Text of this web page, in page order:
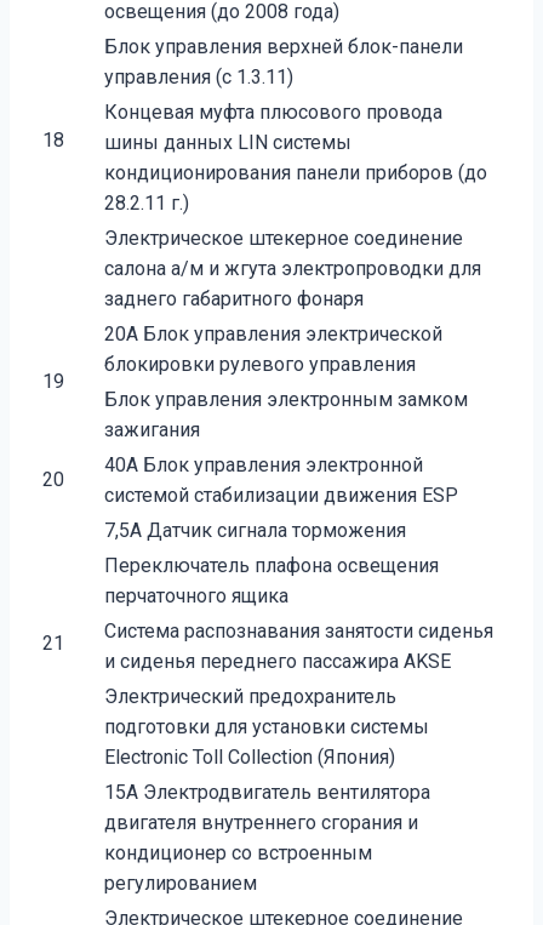
18
освещения (до 2008 года)
Блок управления верхней блок-панели
управления (с 1.3.11)
Концевая муфта плюсового провода
шины данных LIN системы
кондиционирования панели приборов (до
28.2.11 г.)
Электрическое штекерное соединение
салона а/м и жгута электропроводки для
заднего габаритного фонаря
19
20A Блок управления электрической
блокировки рулевого управления
Блок управления электронным замком
зажигания
20
40A Блок управления электронной
системой стабилизации движения ESP
21
7,5A Датчик сигнала торможения
Переключатель плафона освещения
перчаточного ящика
Система распознавания занятости сиденья
и сиденья переднего пассажира AKSE
Электрический предохранитель
подготовки для установки системы
Electronic Toll Collection (Япония)
15A Электродвигатель вентилятора
двигателя внутреннего сгорания и
кондиционер со встроенным
регулированием
Электрическое штекерное соединение